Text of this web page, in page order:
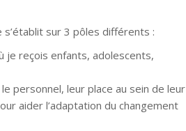
sur 3 pôles différents :
je reçois enfants, adolescents,
personnel, leur place au sein de leur
aider l’adaptation du changement